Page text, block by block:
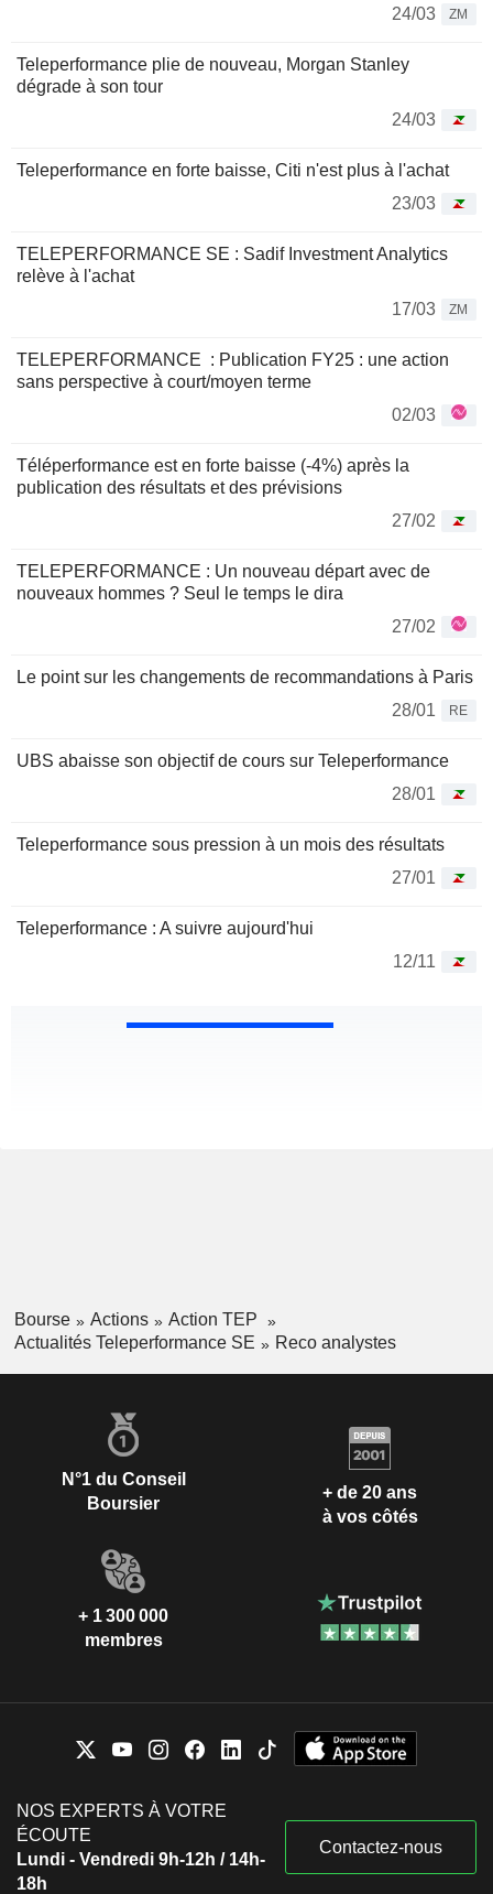
24/03
ZM
Teleperformance plie de nouveau, Morgan Stanley
dégrade à son tour
24/03
Teleperformance en forte baisse, Citi n'est plus à l'achat
23/03
TELEPERFORMANCE SE : Sadif Investment Analytics
relève à l'achat
17/03
ZM
TELEPERFORMANCE : Publication FY25 : une action
sans perspective à court/moyen terme
02/03
Téléperformance est en forte baisse (-4%) après la
publication des résultats et des prévisions
27/02
TELEPERFORMANCE : Un nouveau départ avec de
nouveaux hommes ? Seul le temps le dira
27/02
Le point sur les changements de recommandations à Paris
28/01
RE
UBS abaisse son objectif de cours sur Teleperformance
28/01
Teleperformance sous pression à un mois des résultats
27/01
Teleperformance : A suivre aujourd'hui
12/11
Bourse Actions
Action TEP
Actualités Teleperformance SE
Reco analystes
N°1 du Conseil
Boursier
+ de 20 ans
à vos côtés
+ 1 300 000
membres
NOS EXPERTS À VOTRE
ÉCOUTE
Lundi - Vendredi 9h-12h / 14h-
18h
Contactez-nous